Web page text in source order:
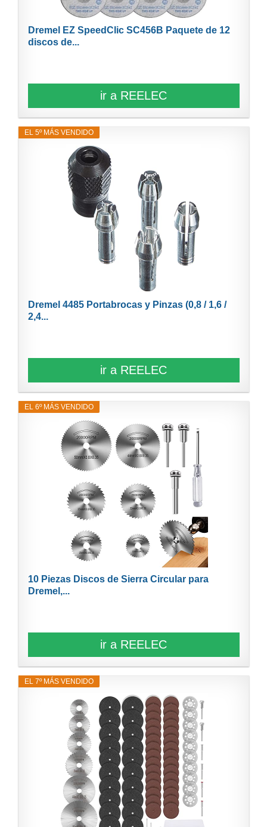
Dremel EZ SpeedClic SC456B Paquete de 12
discos de...
ir a REELEC
EL 5º MÁS VENDIDO
Dremel 4485 Portabrocas y Pinzas (0,8 / 1,6 /
2,4...
ir a REELEC
EL 6º MÁS VENDIDO
10 Piezas Discos de Sierra Circular para
Dremel,...
ir a REELEC
EL 7º MÁS VENDIDO